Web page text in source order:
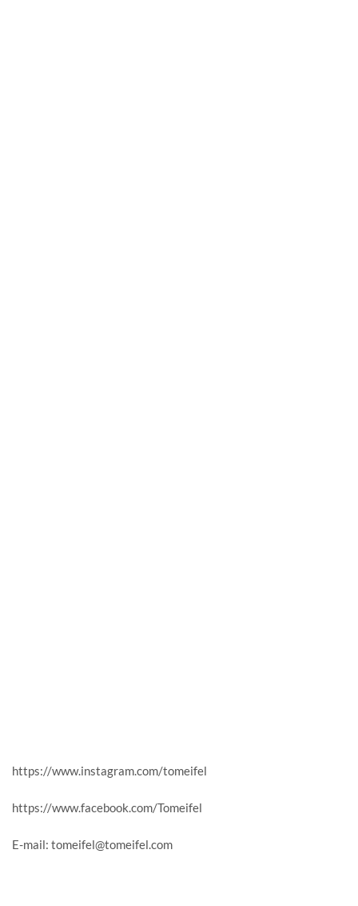
https://www.instagram.com/tomeifel
https://www.facebook.com/Tomeifel
E-mail: tomeifel@tomeifel.com